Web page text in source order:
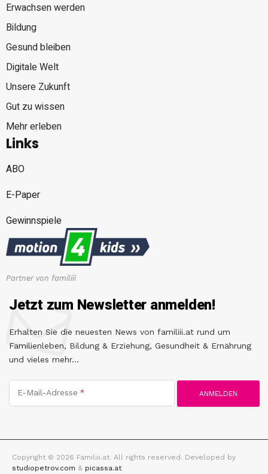
Erwachsen werden
Bildung
Gesund bleiben
Digitale Welt
Unsere Zukunft
Gut zu wissen
Mehr erleben
Links
ABO
E-Paper
Gewinnspiele
Partner von familiii
Jetzt zum Newsletter anmelden!
Erhalten Sie die neuesten News von familiii.at rund um
Familienleben, Bildung & Erziehung, Gesundheit & Ernährung
und vieles mehr...
E-Mail-Adresse
Copyright © 2026 Familiii.at. All rights reserved. Developed by
studiopetrov.com & picassa.at